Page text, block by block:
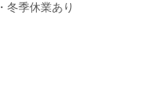
季休業あり